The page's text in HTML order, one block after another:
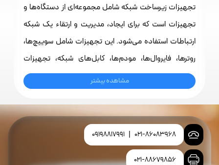
تجهیزات زیرساخت شبکه شامل مجموعه‌ای از دستگاه‌ها و
تجهیزات است که برای ایجاد، مدیریت و ارتقاء یک شبکه
ارتباطات استفاده می‌شود. این تجهیزات شامل سوییچ‌ها،
روترها، فایروال‌ها، مودم‌ها، کابل‌های شبکه، تجهیزات
وایرلس، محافظ برق، سرورها، دستگاه‌های ارتباطی و
دستگاه‌های ذخیره‌سازی می‌شود. این تجهیزات اساسی برای
ارتباطات داده و انتقال اطلاعات در یک سازمان یا شبکه محلی
و یا یک شبکه گسترده استفاده می‌شود و نقش مهمی در
عملکرد و امنیت شبکه دارند.
مشاهده بیشتر
021-86083968
09198817991
021-88679856